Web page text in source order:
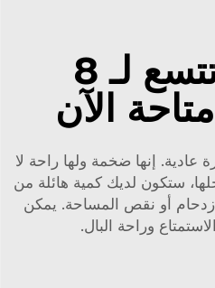
عربات تتسع لـ 8
الآن
إنها ضخمة ولها راحة لا
ستكون لديك كمية هائلة من
أو نقص المساحة. يمكن
وراحة البال.